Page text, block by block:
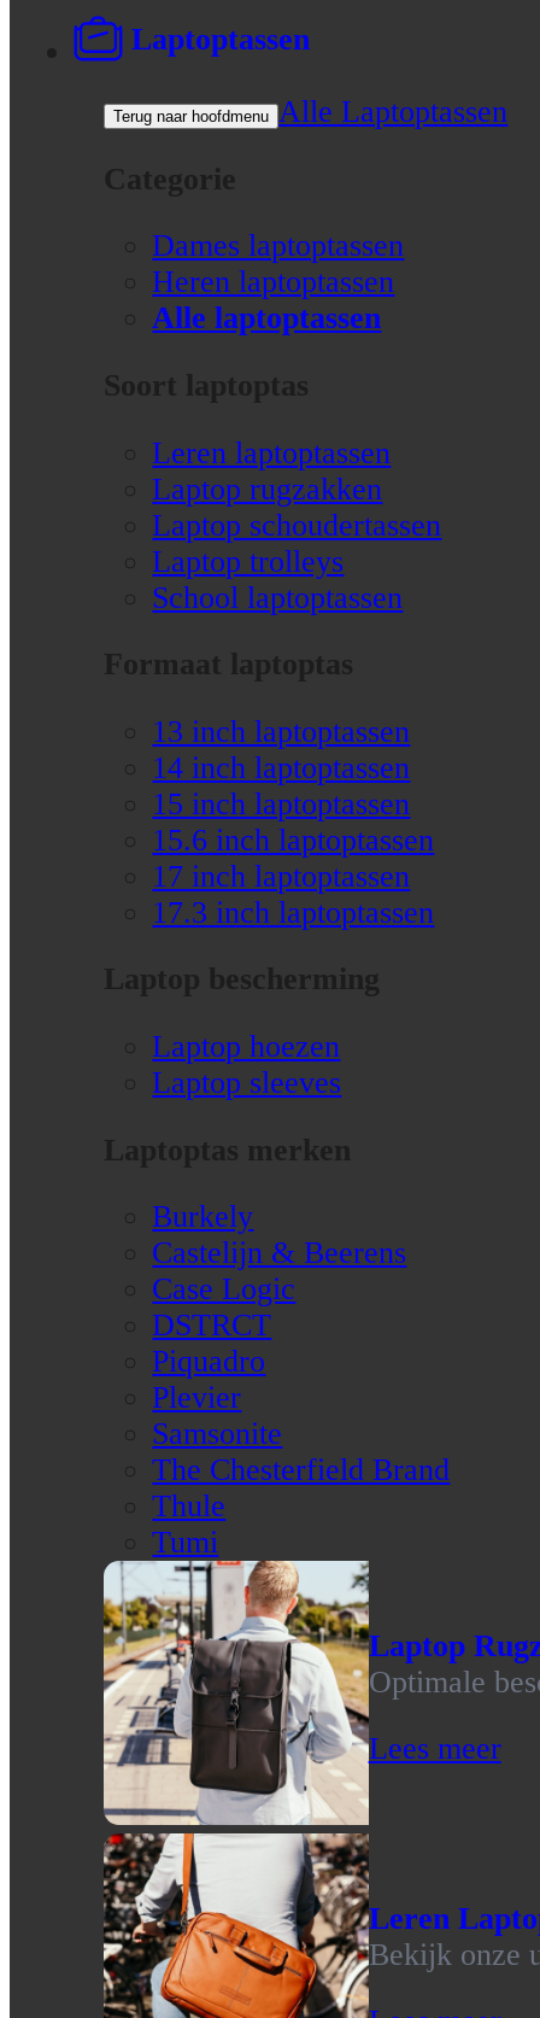
Laptoptassen
Terug naar hoofdmenu Alle Laptoptassen
Categorie
Dames laptoptassen
Heren laptoptassen
Alle laptoptassen
Soort laptoptas
Leren laptoptassen
Laptop rugzakken
Laptop schoudertassen
Laptop trolleys
School laptoptassen
Formaat laptoptas
13 inch laptoptassen
14 inch laptoptassen
15 inch laptoptassen
15.6 inch laptoptassen
17 inch laptoptassen
17.3 inch laptoptassen
Laptop bescherming
Laptop hoezen
Laptop sleeves
Laptoptas merken
Burkely
Castelijn & Beerens
Case Logic
DSTRCT
Piquadro
Plevier
Samsonite
The Chesterfield Brand
Thule
Tumi
Laptop
Optimale
Lees meer
Leren
Bekijk onze